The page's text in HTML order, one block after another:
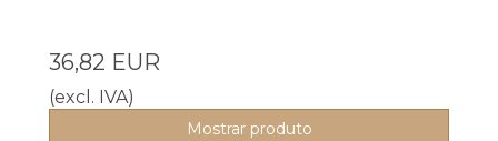
36,82 EUR
(excl. IVA)
Mostrar produto